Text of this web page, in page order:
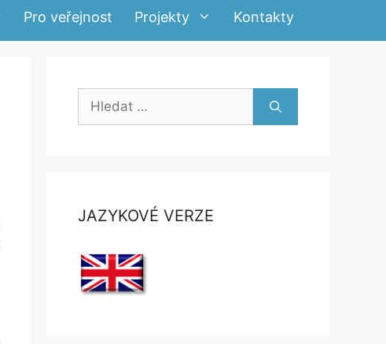
Pro veřejnost Projekty Kontakty
Hledat:
JAZYKOVÉ VERZE